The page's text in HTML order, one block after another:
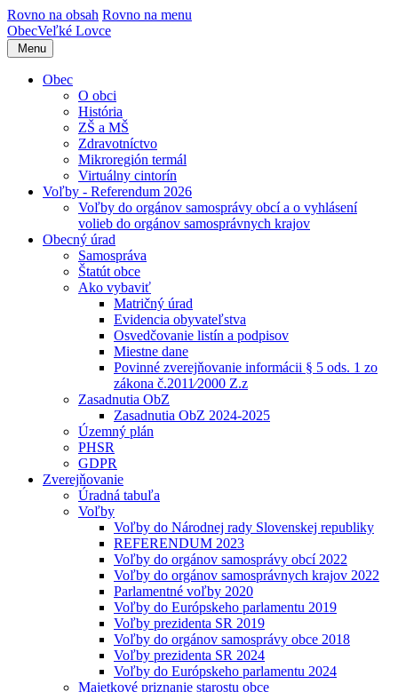
Rovno na obsah Rovno na menu
ObecVeľké Lovce
Menu
Obec
O obci
História
ZŠ a MŠ
Zdravotníctvo
Mikroregión termál
Virtuálny cintorín
Voľby - Referendum 2026
Voľby do orgánov samosprávy obcí a o vyhlásení
volieb do orgánov samosprávnych krajov
Obecný úrad
Samospráva
Štatút obce
Ako vybaviť
Matričný úrad
Evidencia obyvateľstva
Osvedčovanie listín a podpisov
Miestne dane
Povinné zverejňovanie informácii § 5 ods. 1 zo
zákona č.2011⁄2000 Z.z
Zasadnutia ObZ
Zasadnutia ObZ 2024-2025
Územný plán
PHSR
GDPR
Zverejňovanie
Úradná tabuľa
Voľby
Voľby do Národnej rady Slovenskej republiky
REFERENDUM 2023
Voľby do orgánov samosprávy obcí 2022
Voľby do orgánov samosprávnych krajov 2022
Parlamentné voľby 2020
Voľby do Európskeho parlamentu 2019
Voľby prezidenta SR 2019
Voľby do orgánov samosprávy obce 2018
Voľby prezidenta SR 2024
Voľby do Európskeho parlamentu 2024
Majetkové priznanie starostu obce